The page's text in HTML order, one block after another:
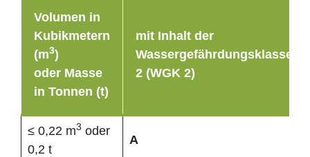
Volumen in
Kubikmetern
(m3)
oder Masse
in Tonnen (t)
mit Inhalt der
Wassergefährdungsklasse
2 (WGK 2)
≤ 0,22 m3 oder
0,2 t
A